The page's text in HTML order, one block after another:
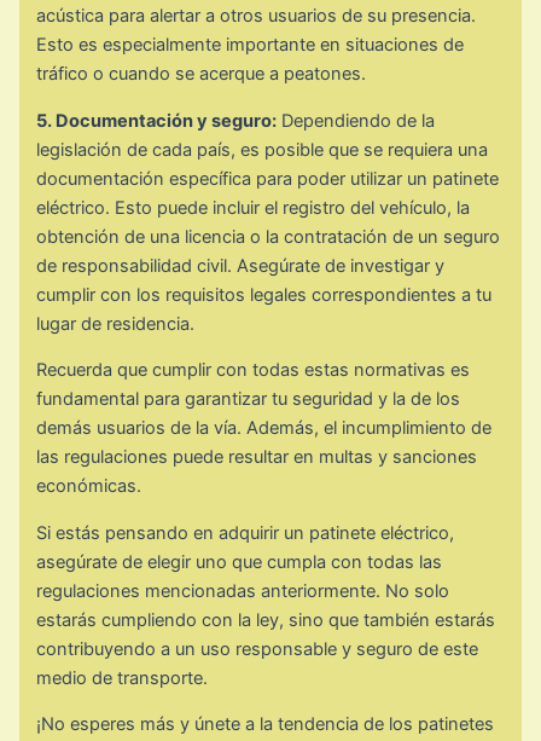
acústica para alertar a otros usuarios de su presencia.
Esto es especialmente importante en situaciones de
tráfico o cuando se acerque a peatones.
5. Documentación y seguro: Dependiendo de la
legislación de cada país, es posible que se requiera una
documentación específica para poder utilizar un patinete
eléctrico. Esto puede incluir el registro del vehículo, la
obtención de una licencia o la contratación de un seguro
de responsabilidad civil. Asegúrate de investigar y
cumplir con los requisitos legales correspondientes a tu
lugar de residencia.
Recuerda que cumplir con todas estas normativas es
fundamental para garantizar tu seguridad y la de los
demás usuarios de la vía. Además, el incumplimiento de
las regulaciones puede resultar en multas y sanciones
económicas.
Si estás pensando en adquirir un patinete eléctrico,
asegúrate de elegir uno que cumpla con todas las
regulaciones mencionadas anteriormente. No solo
estarás cumpliendo con la ley, sino que también estarás
contribuyendo a un uso responsable y seguro de este
medio de transporte.
¡No esperes más y únete a la tendencia de los patinetes